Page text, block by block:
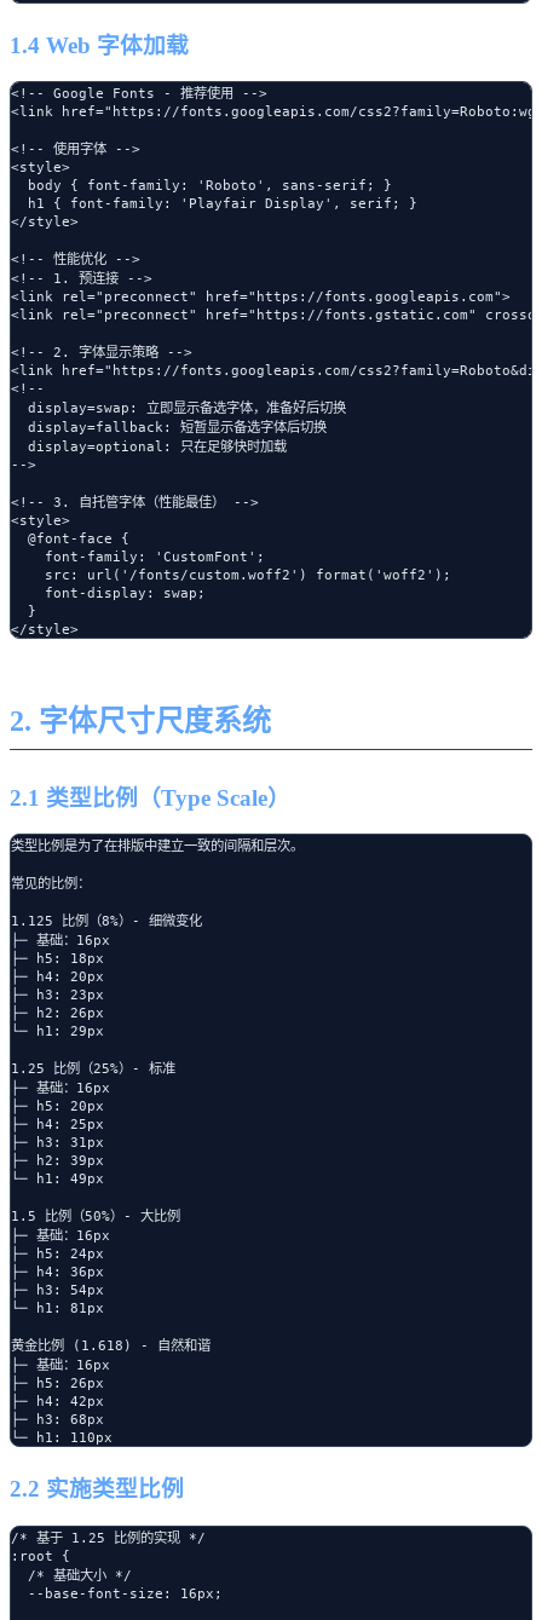
1.4 Web 字体加载
<!-- Google Fonts - 推荐使用 -->
<link href="https://fonts.googleapis.com/
<!-- 使用字体 -->
<style>
  body { font-family: 'Roboto', sans-serif; }
  h1 { font-family: 'Playfair Display', serif; }
</style>
<!-- 性能优化 -->
<!-- 1. 预连接 -->
<link rel="preconnect" href="https://fonts.googleapis.com">
<link rel="preconnect" href="https://fonts.gstatic.com"
<!-- 2. 字体显示策略 -->
<link href="https://fonts.googleapis.com/
<!--
  display=swap: 立即显示备选字体，准备好后切换
  display=fallback: 短暂显示备选字体后切换
  display=optional: 只在足够快时加载
-->
<!-- 3. 自托管字体（性能最佳） -->
<style>
  @font-face {
    font-family: 'CustomFont';
    src: url('/fonts/custom.woff2') format('woff2');
    font-display: swap;
  }
2. 字体尺寸尺度系统
2.1 类型比例（Type Scale）
类型比例是为了在排版中建立一致的间隔和层次。
常见的比例：
1.125 比例（8%）- 细微变化
├─ 基础：16px
├─ h5: 18px
├─ h4: 20px
├─ h3: 23px
├─ h2: 26px
└─ h1: 29px
1.25 比例（25%）- 标准
├─ 基础：16px
├─ h5: 20px
├─ h4: 25px
├─ h3: 31px
├─ h2: 39px
└─ h1: 49px
1.5 比例（50%）- 大比例
├─ 基础：16px
├─ h5: 24px
├─ h4: 36px
├─ h3: 54px
└─ h1: 81px
黄金比例 (1.618) - 自然和谐
├─ 基础：16px
├─ h5: 26px
├─ h4: 42px
├─ h3: 68px
2.2 实施类型比例
/* 基于 1.25 比例的实现 */
:root {
  /* 基础大小 */
  --base-font-size: 16px;